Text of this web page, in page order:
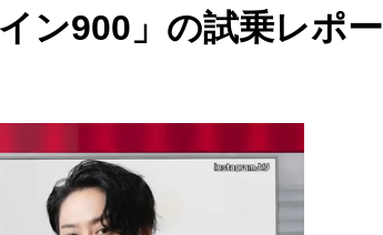
ン900」の試乗レポー